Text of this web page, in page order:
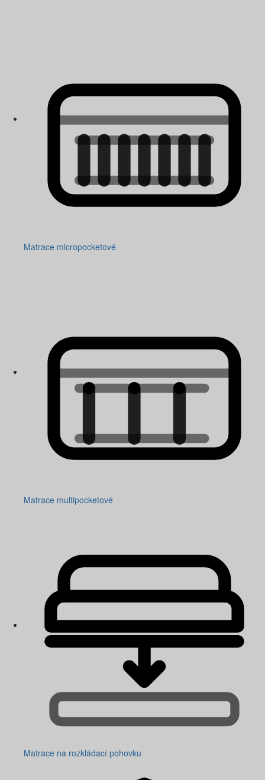
Matrace micropocketové
Matrace multipocketové
Matrace na rozkládací pohovku